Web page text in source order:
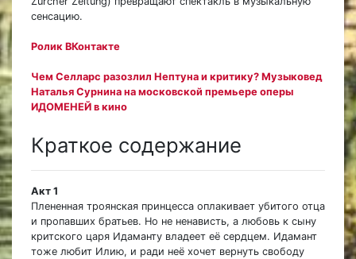
сенсацию.
Ролик ВКонтакте
Чем Селларс разозлил Нептуна и критику? Музыковед
Наталья Сурнина на московской премьере оперы
ИДОМЕНЕЙ в кино
Краткое содержание
Акт 1
Плененная троянская принцесса оплакивает убитого отца
и пропавших братьев. Но не ненависть, а любовь к сыну
критского царя Идаманту владеет её сердцем. Идамант
тоже любит Илию, и ради неё хочет вернуть свободу